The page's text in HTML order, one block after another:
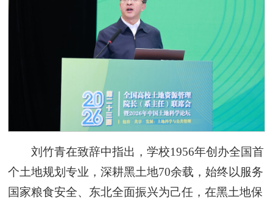
刘竹青在致辞中指出，学校1956年创办全国首
个土地规划专业，深耕黑土地70余载，始终以服务
国家粮食安全、东北全面振兴为己任，在黑土地保